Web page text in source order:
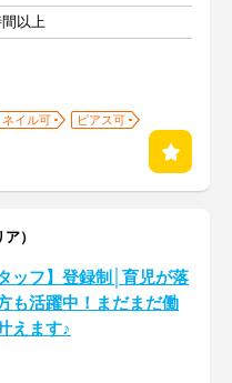
以上
ネイル可
ピアス可
）
ッフ】登録制│育児が落
も活躍中！まだまだ働
えます♪